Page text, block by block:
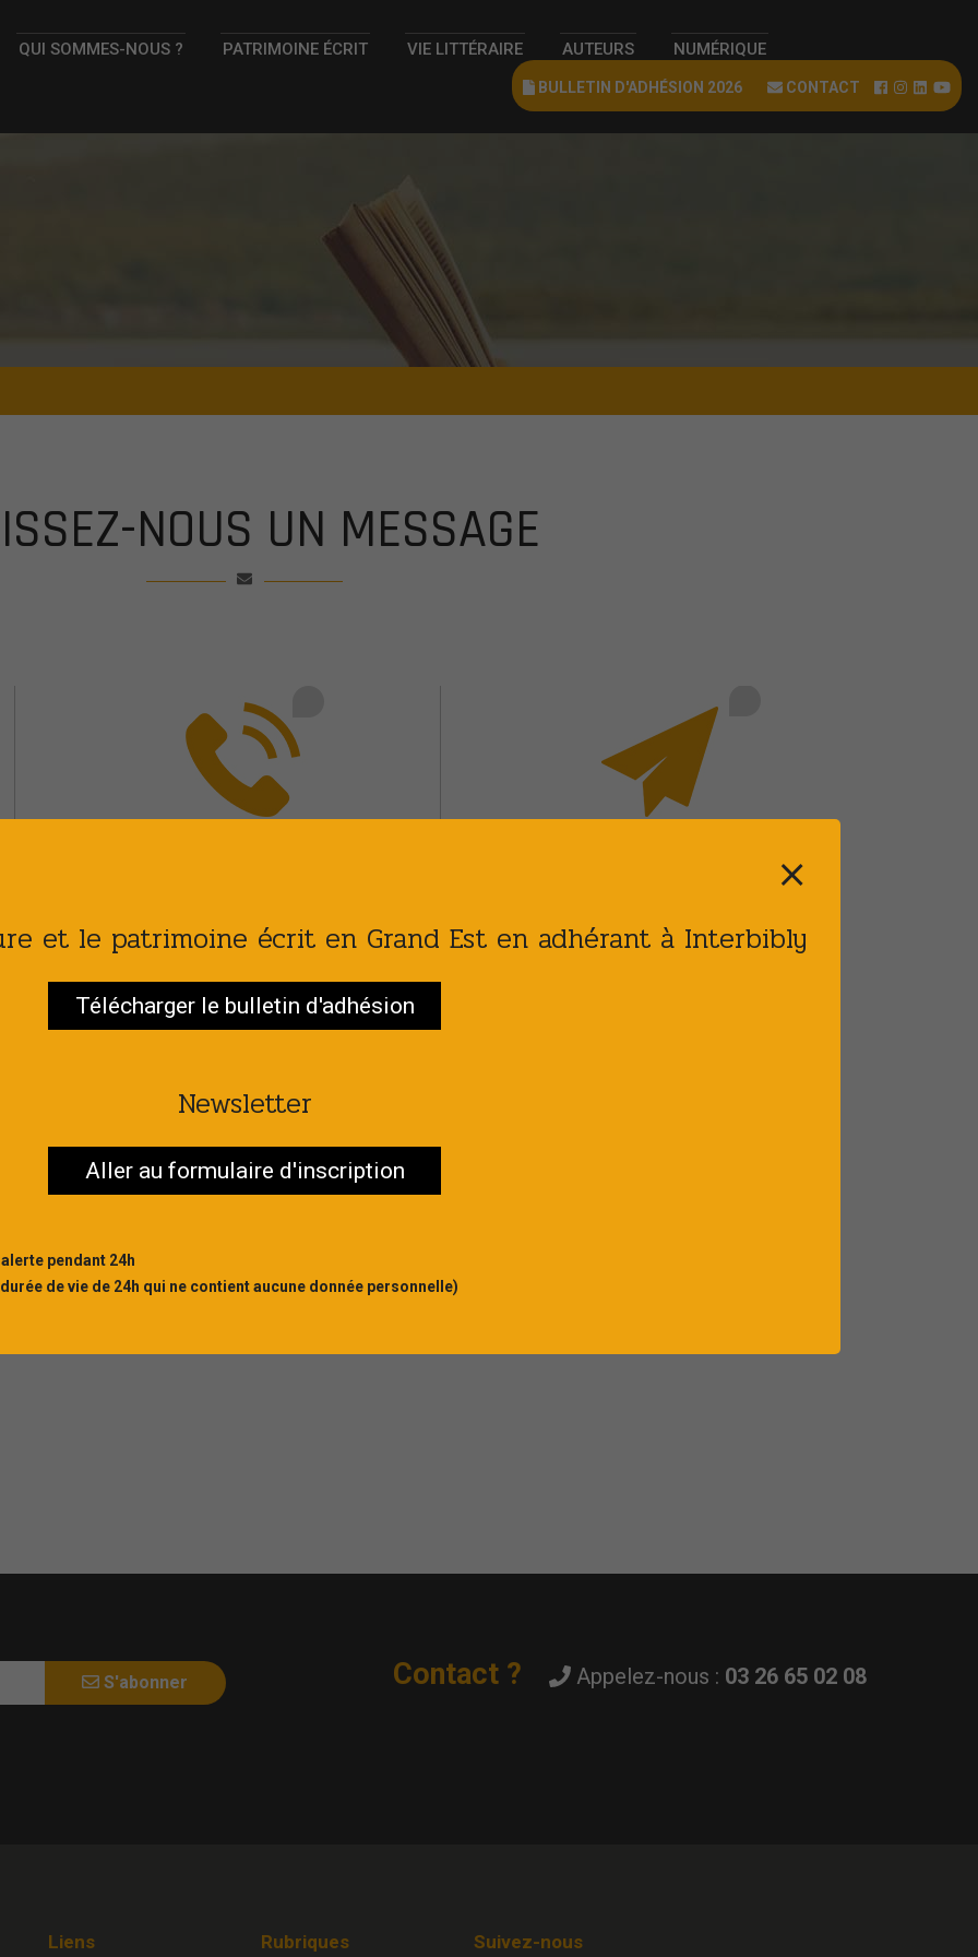
QUI SOMMES-NOUS ? PATRIMOINE ÉCRIT VIE LITTÉRAIRE AUTEURS NUMÉRIQUE
BULLETIN D'ADHÉSION 2026 CONTACT
NOUS UN MESSAGE
contact@interbibly.fr
S'abonner Contact ? Appelez-nous : 03 26 65 02 08
Liens Rubriques Suivez-nous
⨯
et le patrimoine écrit en Grand Est en adhérant à Interbibly
Télécharger le bulletin d'adhésion
Newsletter
Aller au formulaire d'inscription
pendant 24h
de vie de 24h qui ne contient aucune donnée personnelle)